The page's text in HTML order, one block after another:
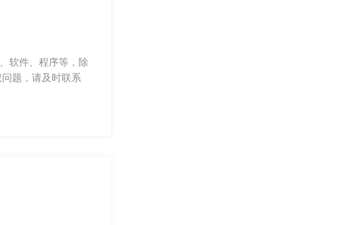
软件、程序等，除
题，请及时联系